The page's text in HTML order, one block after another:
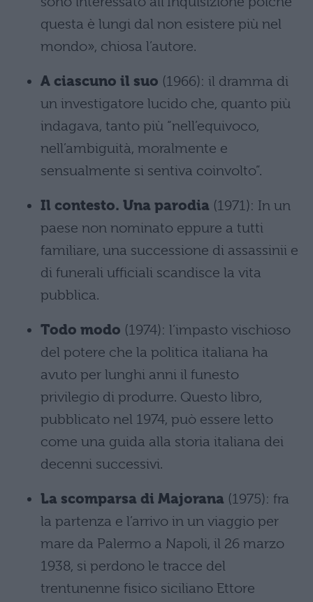
questa è lungi dal non esistere più nel
mondo», chiosa l’autore.
A ciascuno il suo (1966): il dramma di
un investigatore lucido che, quanto più
indagava, tanto più “nell’equivoco,
nell’ambiguità, moralmente e
sensualmente si sentiva coinvolto”.
Il contesto. Una parodia (1971): In un
paese non nominato eppure a tutti
familiare, una successione di assassinii e
di funerali ufficiali scandisce la vita
pubblica.
Todo modo (1974): l’impasto vischioso
del potere che la politica italiana ha
avuto per lunghi anni il funesto
privilegio di produrre. Questo libro,
pubblicato nel 1974, può essere letto
come una guida alla storia italiana dei
decenni successivi.
La scomparsa di Majorana (1975): fra
la partenza e l’arrivo in un viaggio per
mare da Palermo a Napoli, il 26 marzo
1938, si perdono le tracce del
trentunenne fisico siciliano Ettore